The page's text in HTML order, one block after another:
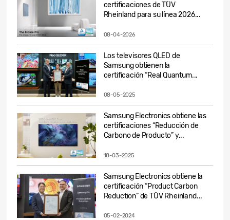
certificaciones de TÜV
Rheinland para su línea 2026...
08-04-2026
Los televisores QLED de
Samsung obtienen la
certificación “Real Quantum...
08-05-2025
Samsung Electronics obtiene las
certificaciones “Reducción de
Carbono de Producto” y...
18-03-2025
Samsung Electronics obtiene la
certificación “Product Carbon
Reduction” de TÜV Rheinland...
05-02-2024